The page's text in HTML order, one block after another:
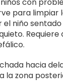
con
para limpiar
el niño
hacia
la zona